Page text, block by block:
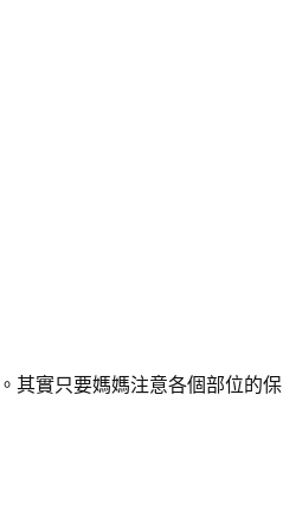
其實只要媽媽注意各個部位的保